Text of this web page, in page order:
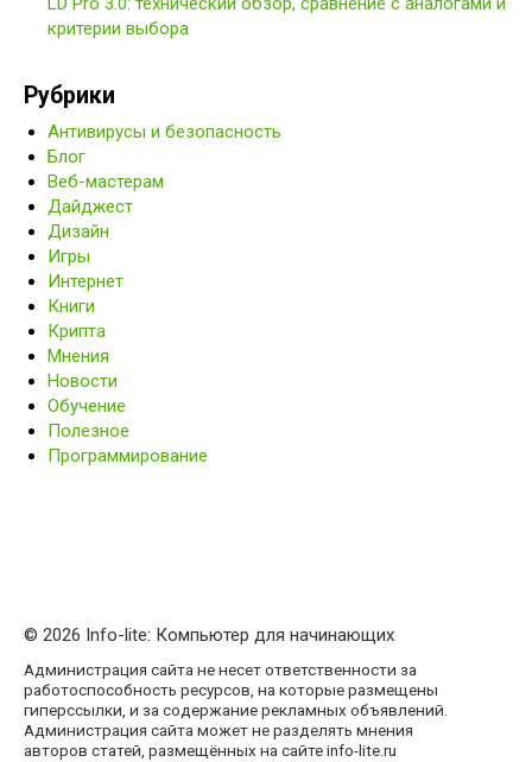
критерии выбора
Рубрики
Антивирусы и безопасность
Блог
Веб-мастерам
Дайджест
Дизайн
Игры
Интернет
Книги
Крипта
Мнения
Новости
Обучение
Полезное
Программирование
© 2026 Info-lite: Компьютер для начинающих
Администрация сайта не несет ответственности за
работоспособность ресурсов, на которые размещены
гиперссылки, и за содержание рекламных объявлений.
Администрация сайта может не разделять мнения
авторов статей, размещённых на сайте info-lite.ru